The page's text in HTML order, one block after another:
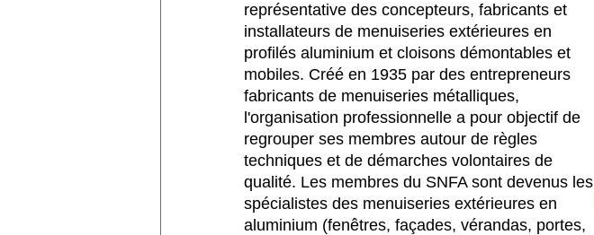
représentative des concepteurs, fabricants et
installateurs de menuiseries extérieures en
profilés aluminium et cloisons démontables et
mobiles. Créé en 1935 par des entrepreneurs
fabricants de menuiseries métalliques,
l'organisation professionnelle a pour objectif de
regrouper ses membres autour de règles
techniques et de démarches volontaires de
qualité. Les membres du SNFA sont devenus les
spécialistes des menuiseries extérieures en
aluminium (fenêtres, façades, vérandas, portes,